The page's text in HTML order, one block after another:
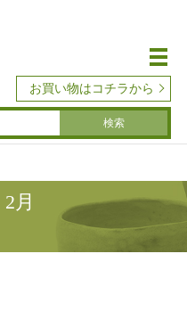
メ
お買い物はコチラから
月